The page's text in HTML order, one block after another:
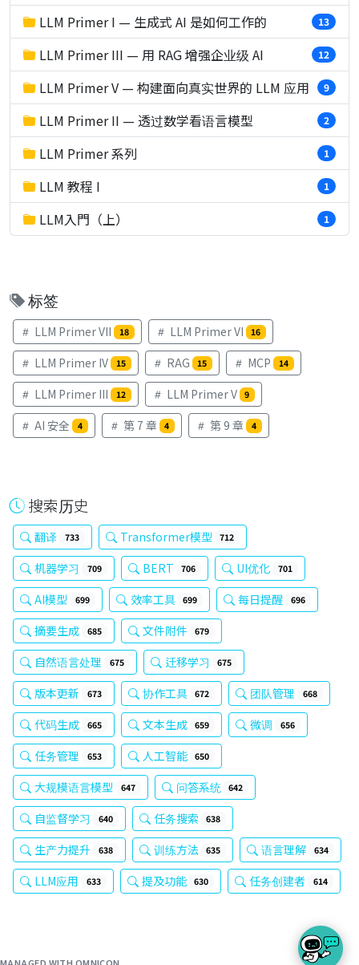
LLM Primer I — 生成式 AI 是如何工作的 13
LLM Primer III — 用 RAG 增强企业级 AI 12
LLM Primer V — 构建面向真实世界的 LLM 应用 9
LLM Primer II — 透过数学看语言模型 2
LLM Primer 系列 1
LLM 教程 I 1
LLM入門（上） 1
标签
LLM Primer VII 18 LLM Primer VI 16
LLM Primer IV 15 RAG 15 MCP 14
LLM Primer III 12 LLM Primer V 9
AI 安全 4 第 7 章 4 第 9 章 4
搜索历史
翻译 733 Transformer模型 712
机器学习 709 BERT 706 UI优化 701
AI模型 699 效率工具 699 每日提醒 696
摘要生成 685 文件附件 679
自然语言处理 675 迁移学习 675
版本更新 673 协作工具 672 团队管理 668
代码生成 665 文本生成 659 微调 656
任务管理 653 人工智能 650
大规模语言模型 647 问答系统 642
自监督学习 640 任务搜索 638
生产力提升 638 训练方法 635 语言理解 634
LLM应用 633 提及功能 630 任务创建者 614